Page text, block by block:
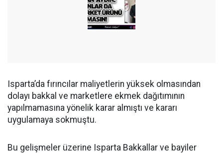
Isparta’da fırıncılar maliyetlerin yüksek olmasından
dolayı bakkal ve marketlere ekmek dağıtımının
yapılmamasına yönelik karar almıştı ve kararı
uygulamaya sokmuştu.
Bu gelişmeler üzerine Isparta Bakkallar ve bayiler